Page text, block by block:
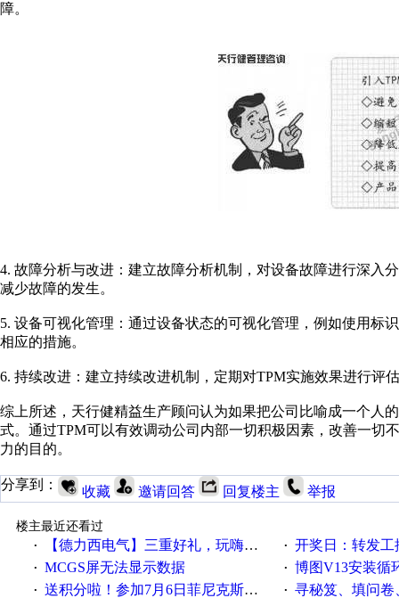
障。
4. 故障分析与改进：建立故障分析机制，对设备故障进行深入
减少故障的发生。
5. 设备可视化管理：通过设备状态的可视化管理，例如使用标
相应的措施。
6. 持续改进：建立持续改进机制，定期对TPM实施效果进行评
综上所述，天行健精益生产顾问认为如果把公司比喻成一个人
式。通过TPM可以有效调动公司内部一切积极因素，改善一切
力的目的。
分享到： 收藏 邀请回答 回复楼主 举报
楼主最近还看过
·
【德力西电气】三重好礼，玩嗨夏日！ · 开奖日：转发工控速派
· MCGS屏无法显示数据 · 博图V13安装循环重启
· 送积分啦！参加7月6日菲尼克斯在线研讨会即得 · 寻秘笈、填问卷